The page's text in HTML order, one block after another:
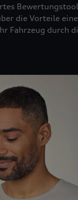
die Vorteile
durch